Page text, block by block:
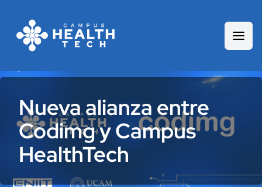
Nueva alianza entre
Codimg y Campus
HealthTech